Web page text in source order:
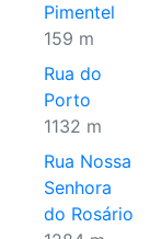
Pimentel
159 m
Rua do
Porto
1132 m
Rua Nossa
Senhora
do Rosário